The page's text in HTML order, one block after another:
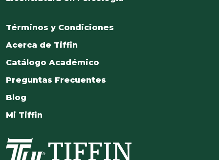
Términos y Condiciones
Acerca de Tiffin
Catálogo Académico
Preguntas Frecuentes
Blog
Mi Tiffin